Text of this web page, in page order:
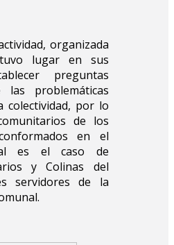
organizada
lugar en sus
preguntas
las problemáticas
colectividad, por lo
de los
en el
es el caso de
y Colinas del
servidores de la